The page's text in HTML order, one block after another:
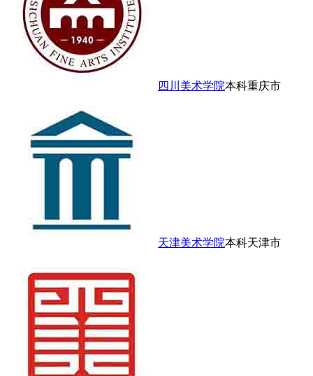
四川美术学院本科重庆市
天津美术学院本科天津市